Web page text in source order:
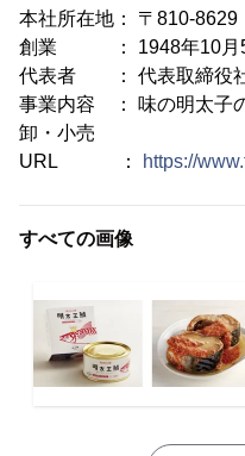
本社所在地： 〒810-
創業 ： 1948年10月
代表者 ： 代表取締役
事業内容 ： 味の明太子
卸・小売
URL ：
https://
すべての画像